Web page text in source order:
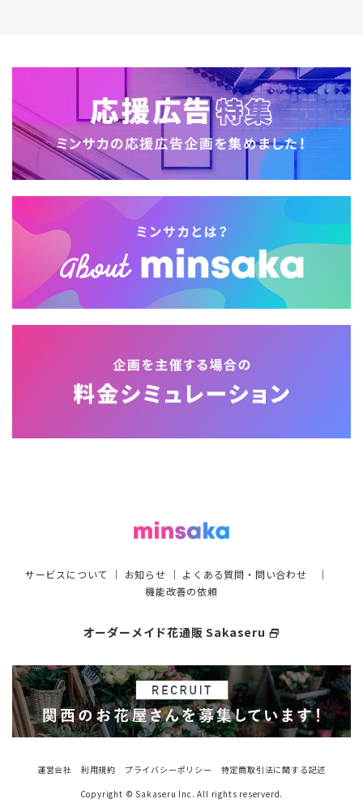
サービスについて ｜ お知らせ ｜ よくある質問・問い合わせ ｜
機能改善の依頼
オーダーメイド花通販 Sakaseru select_window
運営会社 利用規約 プライバシーポリシー
特定商取引法に関する記述
Copyright © Sakaseru Inc. All rights reserverd.